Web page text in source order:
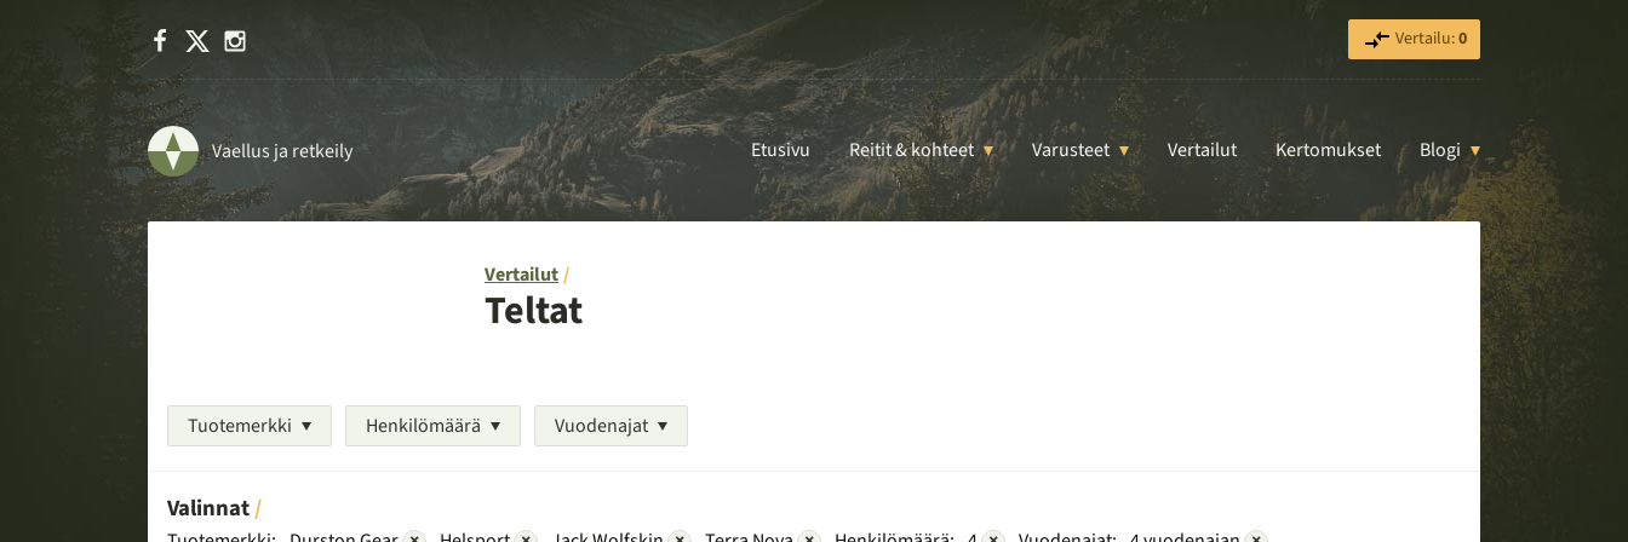
Facebook Vertailu:0
Vaellus ja retkeily Etusivu Reitit & kohteet Varusteet Vertailut Kertomukset Blogi
Vertailut
Teltat
Tuotemerkki Henkilömäärä Vuodenajat
Valinnat